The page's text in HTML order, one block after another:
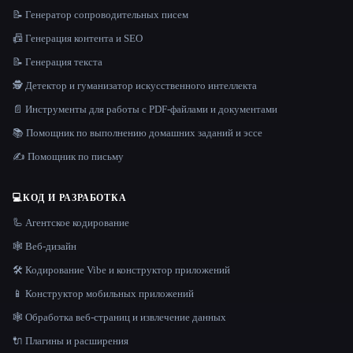
📝 Генератор сопроводительных писем
📠 Генерация контента и SEO
📝 Генерация текста
🕵️ Детектор и гуманизатор искусственного интеллекта
📄 Инструменты для работы с PDF-файлами и документами
📚 Помощник по выполнению домашних заданий и эссе
✍️ Помощник по письму
💻КОД И РАЗРАБОТКА
🦾 Агентское кодирование
🕸 Веб-дизайн
🛠️ Кодирование Vibe и конструктор приложений
📱 Конструктор мобильных приложений
🕸️ Обработка веб-страниц и извлечение данных
🔌 Плагины и расширения